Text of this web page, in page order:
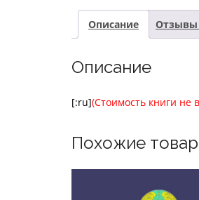
Описание Отзывы
Описание
[:ru](Стоимость книги не
Похожие